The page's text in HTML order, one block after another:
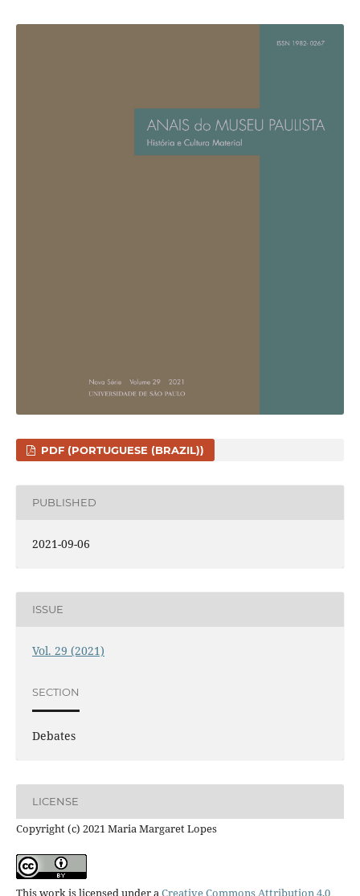
PDF (PORTUGUESE (BRAZIL))
PUBLISHED
2021-09-06
ISSUE
Vol. 29 (2021)
SECTION
Debates
LICENSE
Copyright (c) 2021 Maria Margaret Lopes
This work is licensed under aCreative Commons Attribution 4.0